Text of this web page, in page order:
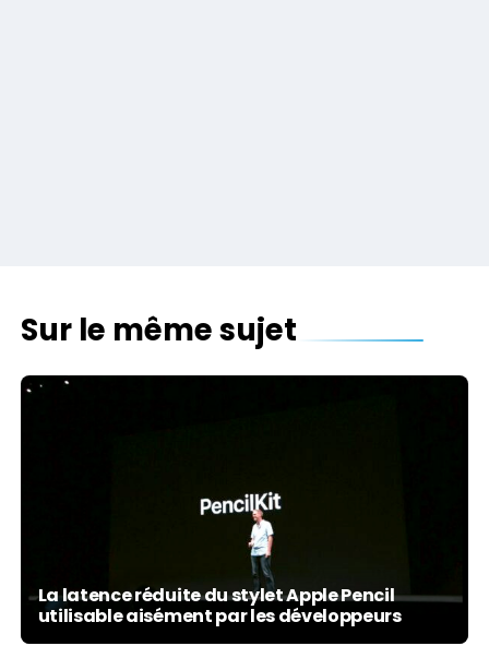
Sur le même sujet
La latence réduite du stylet Apple Pencil
utilisable aisément par les développeurs